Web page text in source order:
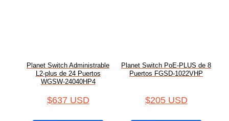
Planet Switch Administrable
L2-plus de 24 Puertos
WGSW-24040HP4
$637 USD
Planet Switch PoE-PLUS de 8
Puertos FGSD-1022VHP
$205 USD